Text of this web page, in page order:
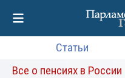
Статьи
Все о пенсиях в России